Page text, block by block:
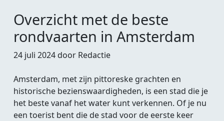
Overzicht met de beste
rondvaarten in Amsterdam
24 juli 2024 door Redactie
Amsterdam, met zijn pittoreske grachten en
historische bezienswaardigheden, is een stad die je
het beste vanaf het water kunt verkennen. Of je nu
een toerist bent die de stad voor de eerste keer